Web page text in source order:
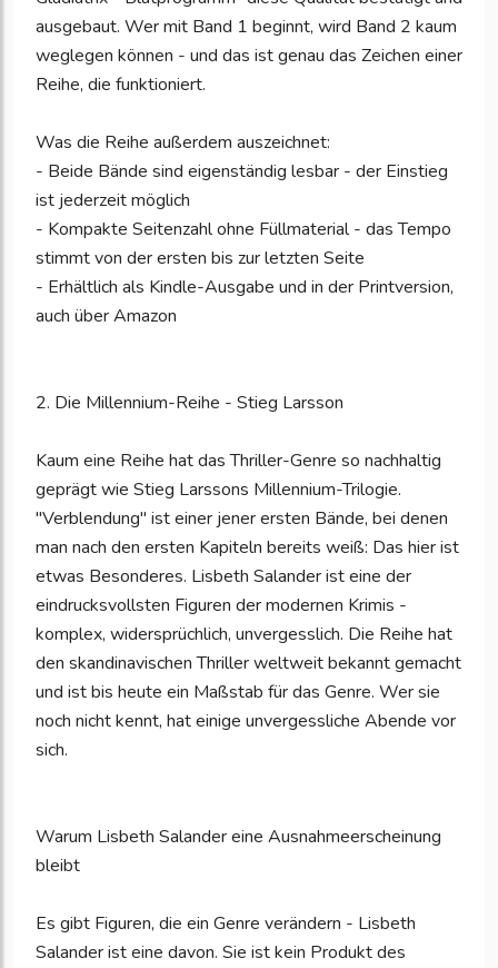
ausgebaut. Wer mit Band 1 beginnt, wird Band 2 kaum
weglegen können - und das ist genau das Zeichen einer
Reihe, die funktioniert.
Was die Reihe außerdem auszeichnet:
- Beide Bände sind eigenständig lesbar - der Einstieg
ist jederzeit möglich
- Kompakte Seitenzahl ohne Füllmaterial - das Tempo
stimmt von der ersten bis zur letzten Seite
- Erhältlich als Kindle-Ausgabe und in der Printversion,
auch über Amazon
2. Die Millennium-Reihe - Stieg Larsson
Kaum eine Reihe hat das Thriller-Genre so nachhaltig
geprägt wie Stieg Larssons Millennium-Trilogie.
"Verblendung" ist einer jener ersten Bände, bei denen
man nach den ersten Kapiteln bereits weiß: Das hier ist
etwas Besonderes. Lisbeth Salander ist eine der
eindrucksvollsten Figuren der modernen Krimis -
komplex, widersprüchlich, unvergesslich. Die Reihe hat
den skandinavischen Thriller weltweit bekannt gemacht
und ist bis heute ein Maßstab für das Genre. Wer sie
noch nicht kennt, hat einige unvergessliche Abende vor
sich.
Warum Lisbeth Salander eine Ausnahmeerscheinung
bleibt
Es gibt Figuren, die ein Genre verändern - Lisbeth
Salander ist eine davon. Sie ist kein Produkt des